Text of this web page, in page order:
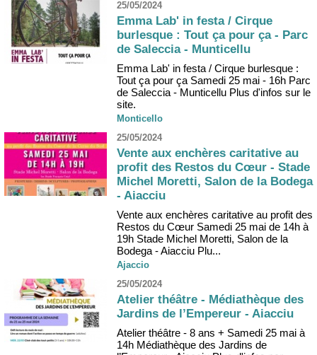
25/05/2024
Emma Lab' in festa / Cirque
burlesque : Tout ça pour ça - Parc
de Saleccia - Munticellu
Emma Lab' in festa / Cirque burlesque :
Tout ça pour ça Samedi 25 mai - 16h Parc
de Saleccia - Munticellu Plus d'infos sur le
site.
Monticello
25/05/2024
Vente aux enchères caritative au
profit des Restos du Cœur - Stade
Michel Moretti, Salon de la Bodega
- Aiacciu
Vente aux enchères caritative au profit des
Restos du Cœur Samedi 25 mai de 14h à
19h Stade Michel Moretti, Salon de la
Bodega - Aiacciu Plu...
Ajaccio
25/05/2024
Atelier théâtre - Médiathèque des
Jardins de l’Empereur - Aiacciu
Atelier théâtre - 8 ans + Samedi 25 mai à
14h Médiathèque des Jardins de